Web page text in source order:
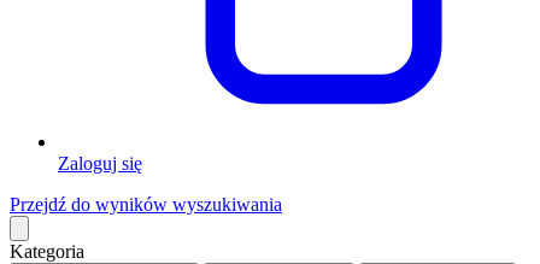
Zaloguj się
Przejdź do wyników wyszukiwania
Kategoria